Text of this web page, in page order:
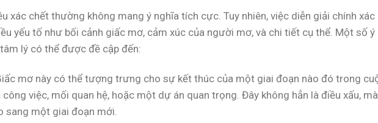
xác chết thường không mang ý nghĩa tích cực. Tuy nhiên, việc diễn giải chính xác
yếu tố như bối cảnh giấc mơ, cảm xúc của người mơ, và chi tiết cụ thể. Một số ý
lý có thể được đề cập đến:
mơ này có thể tượng trưng cho sự kết thúc của một giai đoạn nào đó trong
việc, mối quan hệ, hoặc một dự án quan trọng. Đây không hẳn là điều xấu,
sang một giai đoạn mới.